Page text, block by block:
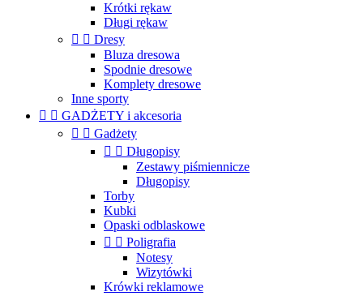
Krótki rękaw
Długi rękaw
  Dresy
Bluza dresowa
Spodnie dresowe
Komplety dresowe
Inne sporty
  GADŻETY i akcesoria
  Gadżety
  Długopisy
Zestawy piśmiennicze
Długopisy
Torby
Kubki
Opaski odblaskowe
  Poligrafia
Notesy
Wizytówki
Krówki reklamowe